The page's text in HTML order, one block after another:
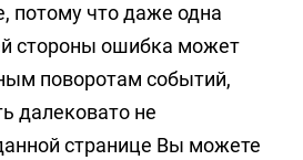
потому что даже одна
стороны ошибка может
поворотам событий,
далековато не
странице Вы можете